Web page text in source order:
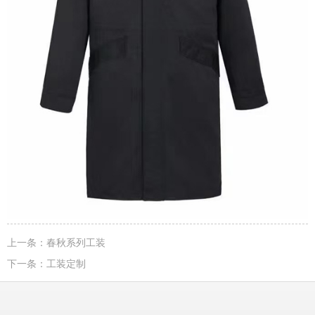
上一条： 春秋系列工装
下一条： 工装定制